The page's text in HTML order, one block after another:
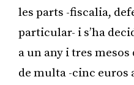
les parts -fiscalia,
particular- i s’ha
a un any i tres
de multa -cinc